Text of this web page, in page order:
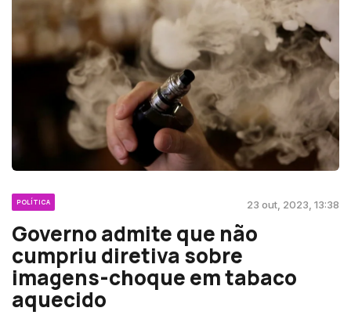
POLÍTICA 23 out, 2023, 13:38
Governo admite que não
cumpriu diretiva sobre
imagens-choque em tabaco
aquecido